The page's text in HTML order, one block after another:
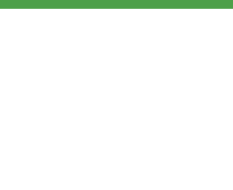
Data Protection